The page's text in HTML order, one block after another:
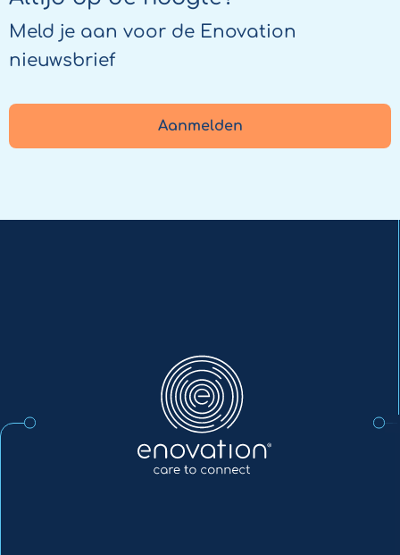
Meld je aan voor de Enovation
nieuwsbrief
Aanmelden